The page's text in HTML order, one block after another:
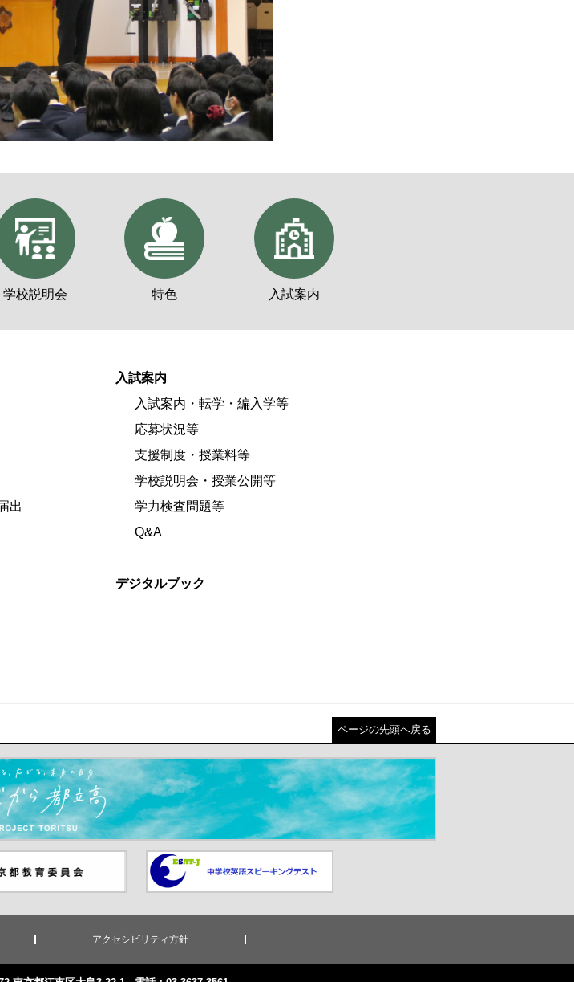
学校説明会 特色 入試案内
出
入試案内
入試案内・転学・編入学等
応募状況等
支援制度・授業料等
学校説明会・授業公開等
学力検査問題等
Q&A
デジタルブック
ページの先頭へ戻る
す）
中学校英語スピーキングテスト
（別ウインドウが開きます）
アクセシビリティ方針